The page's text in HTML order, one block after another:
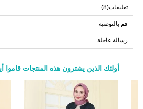
46
48
50
124
112
52
128
116
تعليقات(8)
قم بالتوصية
رسالة عاجلة
أولئك الذين يشترون هذه المنتجات قاموا